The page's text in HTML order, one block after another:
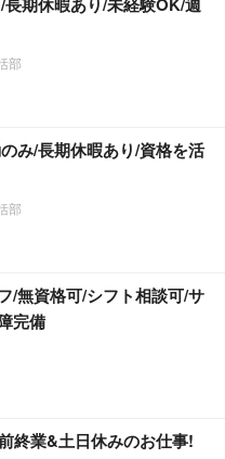
部
み/長期休暇あり/資格を活
部
/無資格可/シフト相談可/サ
完備
終業&土日休みのお仕事!